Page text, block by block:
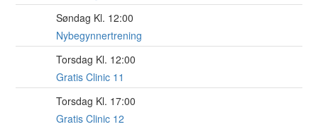
Søndag Kl. 12:00
Nybegynnertrening
Torsdag Kl. 12:00
Gratis Clinic 11
Torsdag Kl. 17:00
Gratis Clinic 12